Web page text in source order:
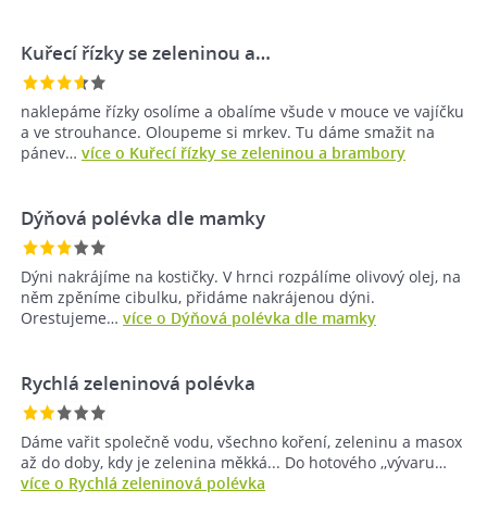
Kuřecí řízky se zeleninou a…
naklepáme řízky osolíme a obalíme všude v mouce ve vajíčku
a ve strouhance. Oloupeme si mrkev. Tu dáme smažit na
pánev… více o Kuřecí řízky se zeleninou a brambory
Dýňová polévka dle mamky
Dýni nakrájíme na kostičky. V hrnci rozpálíme olivový olej, na
něm zpěníme cibulku, přidáme nakrájenou dýni.
Orestujeme… více o Dýňová polévka dle mamky
Rychlá zeleninová polévka
Dáme vařit společně vodu, všechno koření, zeleninu a masox
až do doby, kdy je zelenina měkká... Do hotového ,,vývaru…
více o Rychlá zeleninová polévka